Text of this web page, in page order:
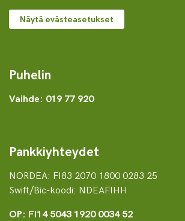
Näytä evästeasetukset
Puhelin
Vaihde: 019 77 920
Pankkiyhteydet
NORDEA: FI83 2070 1800 0283 25
Swift/Bic-koodi: NDEAFIHH
OP: FI14 5043 1920 0034 52